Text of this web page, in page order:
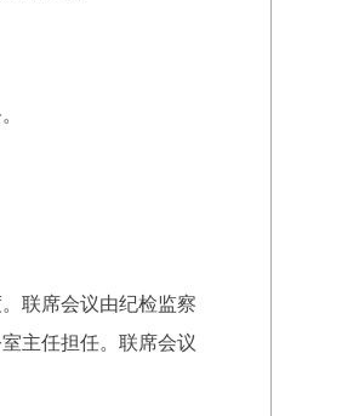
联席会议由纪检监察
主任担任。联席会议